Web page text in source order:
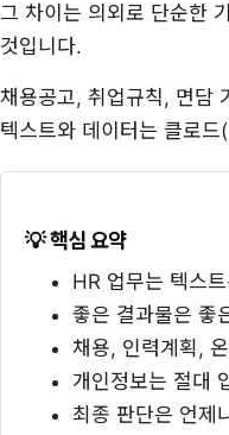
그 차이는 의외로 단순한
것입니다.
채용공고, 취업규칙, 면담
텍스트와 데이터는 클로
핵심 요약
HR 업무는 텍스
좋은 결과물은 좋
채용, 인력계획,
개인정보는 절대
최종 판단은 언제